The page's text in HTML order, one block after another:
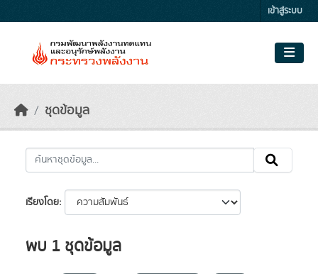
เข้าสู่ระบบ
ชุดข้อมูล
เรียงโดย
พบ 1 ชุดข้อมูล